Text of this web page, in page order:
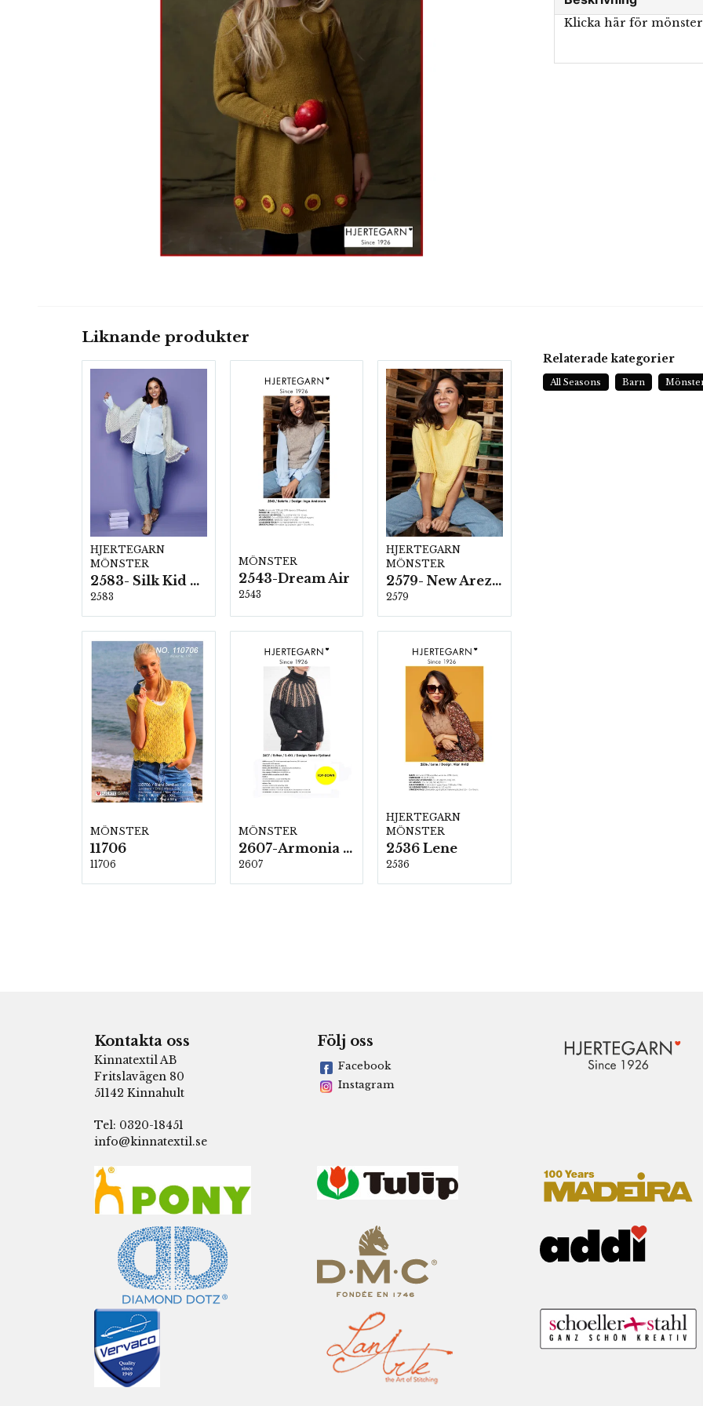
Klicka här för mönster
Liknande produkter
HJERTEGARN
MÖNSTER
2583- Silk Kid Mohair
2583
MÖNSTER
2543-Dream Air
2543
HJERTEGARN
MÖNSTER
2579- New Arezzo
2579
MÖNSTER
11706
11706
MÖNSTER
2607-Armonia och Alpaca 400
2607
HJERTEGARN
MÖNSTER
2536 Lene
2536
Relaterade kategorier
All Seasons Barn
Kontakta oss
Kinnatextil AB
Fritslavägen 80
51142 Kinnahult
Tel: 0320-18451
info@kinnatextil.se
Följ oss
Facebook
Instagram